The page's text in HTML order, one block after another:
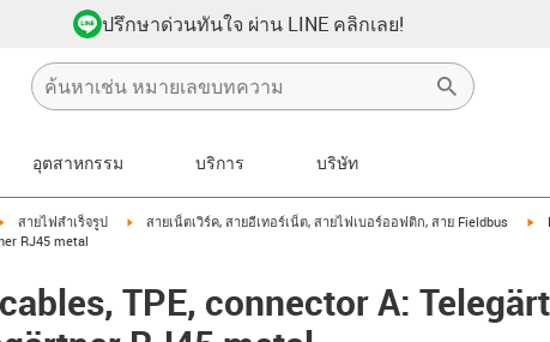
ปรึกษาด่วนทันใจ ผ่าน LINE คลิกเลย!
อุตสาหกรรม บริการ บริษัท
igus-icon-arrow-right
สายไฟสำเร็จรูป igus-icon-arrow-right
สายเน็ตเวิร์ค, สายอีเทอร์เน็ต, สายไฟเบอร์ออฟติก, สาย Fieldbus
RJ45 metal
TPE, connector A: